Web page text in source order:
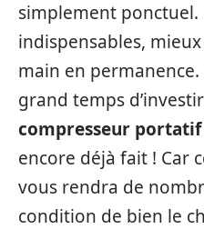
simplement ponctuel.
indispensables,
main en
grand temps
compresseur portatif
encore déjà fait ! Car
vous rendra de
condition de bien le